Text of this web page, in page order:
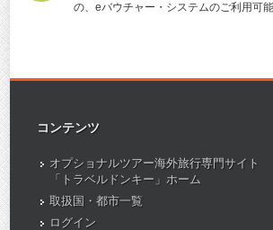
の、eバウチャー・システムのご利用可能
コンテンツ
オプショナルツアー海外旅行専門サイト
「トラベルドンキー」ホーム
取扱国・都市一覧
ログイン